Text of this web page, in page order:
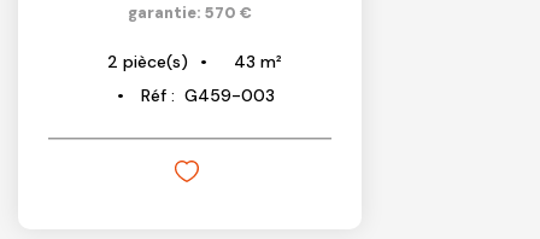
garantie: 570 €
2 pièce(s) 43 m²
Réf : G459-003